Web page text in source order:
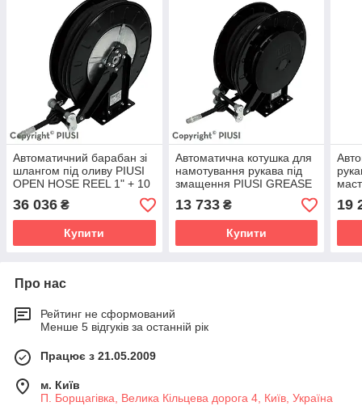
Автоматичний барабан зі
шлангом під оливу PIUSI
OPEN HOSE REEL 1" + 10
MT HOSE SMALL
36 036 ₴
Купити
Автоматична котушка для
намотування рукава під
змащення PIUSI GREASE
HOSE REEL 1/4" 15
SMALL
13 733₴
Купити
19
Про нас
Рейтинг не сформований
Менше 5 відгуків за останній рік
Працює з 21.05.2009
м. Київ
П. Борщагівка, Велика Кільцева дорога 4, Київ, Україна